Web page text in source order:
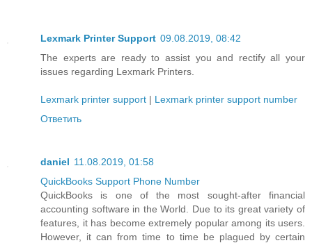
Lexmark Printer Support 09.08.2019, 08:42
The experts are ready to assist you and rectify all your
issues regarding Lexmark Printers.
Lexmark printer support | Lexmark printer support number
Ответить
daniel 11.08.2019, 01:58
QuickBooks Support Phone Number
QuickBooks is one of the most sought-after financial
accounting software in the World. Due to its great variety of
features, it has become extremely popular among its users.
However, it can from time to time be plagued by certain